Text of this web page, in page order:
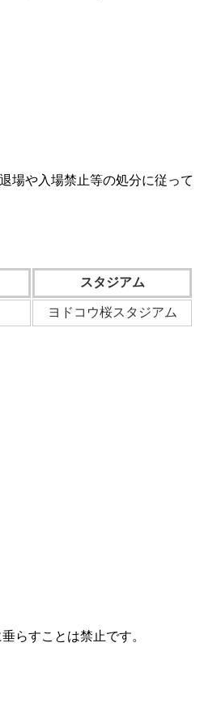
場や入場禁止等の処分に従って
スタジアム
ヨドコウ桜スタジアム
らすことは禁止です。